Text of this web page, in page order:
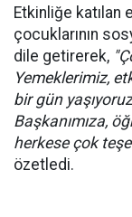
Etkinliğe katılan
çocuklarının
dile getirerek,
Yemeklerimiz,
bir gün
Başkanımıza,
herkese çok
özetledi.